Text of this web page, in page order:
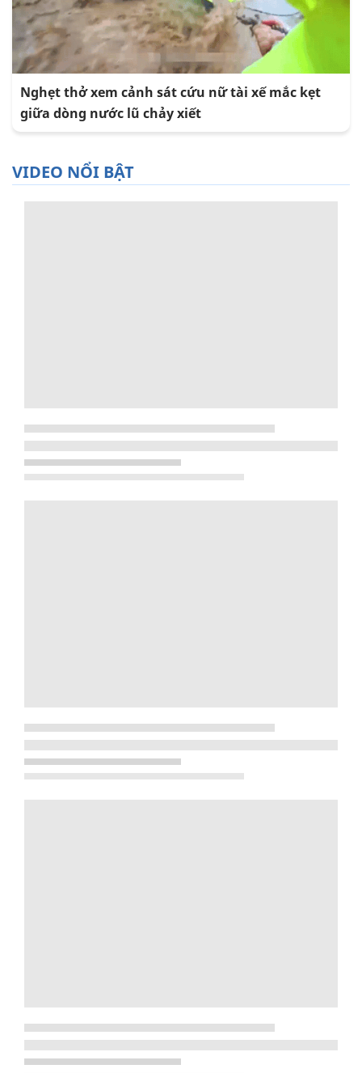
Nghẹt thở xem cảnh sát cứu nữ tài xế mắc kẹt
giữa dòng nước lũ chảy xiết
VIDEO NỔI BẬT